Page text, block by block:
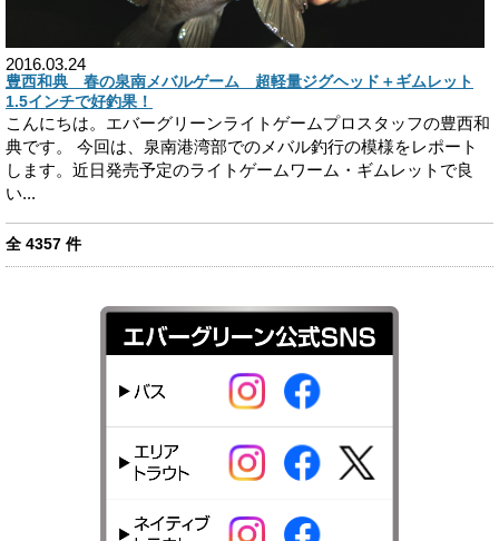
2016.03.24
豊西和典 春の泉南メバルゲーム 超軽量ジグヘッド＋ギムレット
1.5インチで好釣果！
こんにちは。エバーグリーンライトゲームプロスタッフの豊西和
典です。 今回は、泉南港湾部でのメバル釣行の模様をレポート
します。近日発売予定のライトゲームワーム・ギムレットで良
い...
全 4357 件